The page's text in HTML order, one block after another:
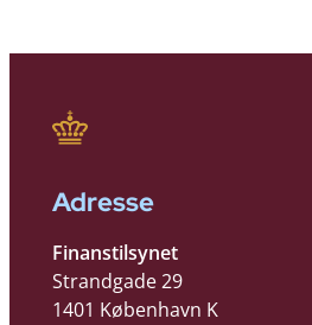
Adresse
Finanstilsynet
Strandgade 29
1401 København K